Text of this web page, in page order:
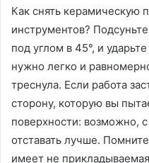
Как снять керамическую
инструментов?
под углом в 45°, и
нужно легко и
треснула. Если работа
сторону, которую вы
поверхности: возможно,
отставать лучше.
имеет не